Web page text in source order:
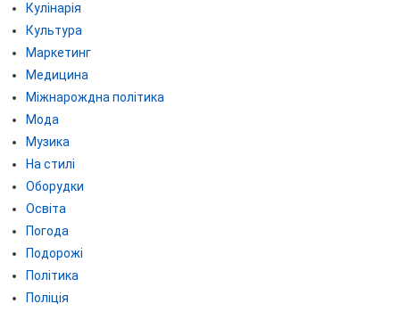
Кулінарія
Культура
Маркетинг
Медицина
Міжнарождна політика
Мода
Музика
На стилі
Оборудки
Освіта
Погода
Подорожі
Політика
Поліція